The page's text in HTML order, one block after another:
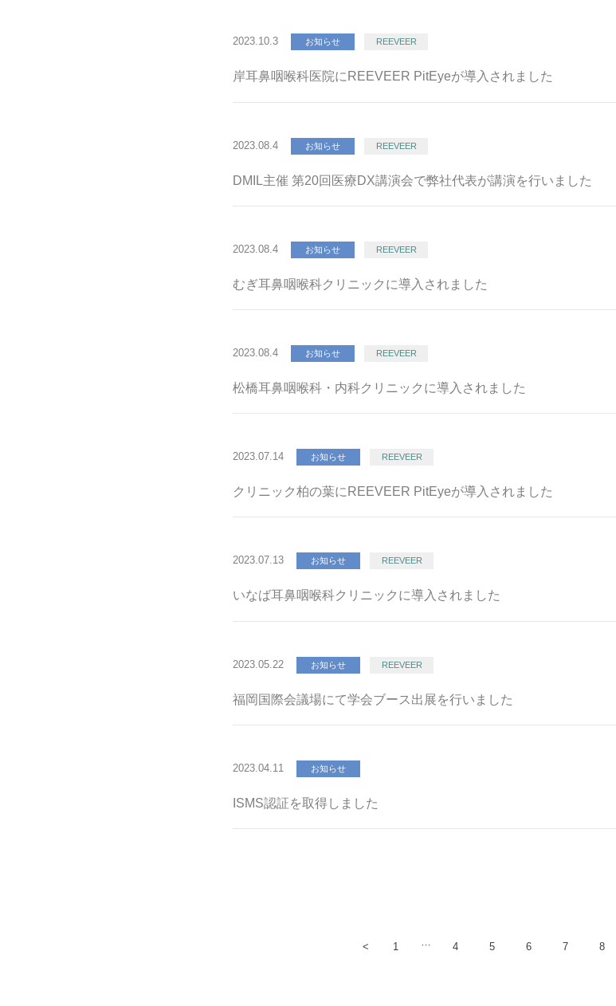
2023.10.3 お知らせ REEVEER
岸耳鼻咽喉科医院にREEVEER PitEyeが導入されました
2023.08.4 お知らせ REEVEER
DMIL主催 第20回医療DX講演会で弊社代表が講演を行いました
2023.08.4 お知らせ REEVEER
むぎ耳鼻咽喉科クリニックに導入されました
2023.08.4 お知らせ REEVEER
松橋耳鼻咽喉科・内科クリニックに導入されました
2023.07.14 お知らせ REEVEER
クリニック柏の葉にREEVEER PitEyeが導入されました
2023.07.13 お知らせ REEVEER
いなば耳鼻咽喉科クリニックに導入されました
2023.05.22 お知らせ REEVEER
福岡国際会議場にて学会ブース出展を行いました
2023.04.11 お知らせ
ISMS認証を取得しました
< 1 4 5 6 7 8